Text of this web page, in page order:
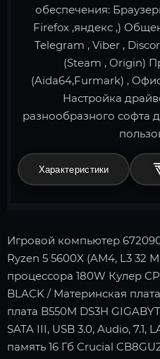
обеспечения:
Firefox ,яндекс ,)
Telegram , Viber ,
(Steam , Origin)
(Aida64,Furmark) ,
Настройка
разнообразного софта
Характеристики
Игровой компьютер
Ryzen 5 5600X (AM4, L3 32
процессора 180W Кулер
BLACK / Материнская
плата B550M DS3H
SATA III, USB 3.0, Audio, 7.1,
память 16 Гб Crucial